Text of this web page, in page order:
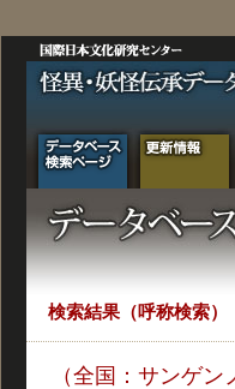
検索結果（呼称検索）
（全国：サンゲン